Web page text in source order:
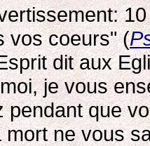
vos coeurs" (
dit aux
je vous
pendant que
ne vous